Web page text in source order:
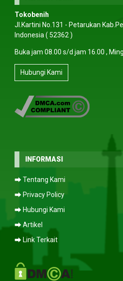
Tokobenih
Jl.Kartini No.131 - Petarukan
Indonesia ( 52362 )
Buka jam 08.00 s/d jam 16.00 ,
Hubungi Kami
INFORMASI
⮕ Tentang Kami
⮕ Privacy Policy
⮕ Hubungi Kami
⮕ Artikel
⮕ Link Terkait